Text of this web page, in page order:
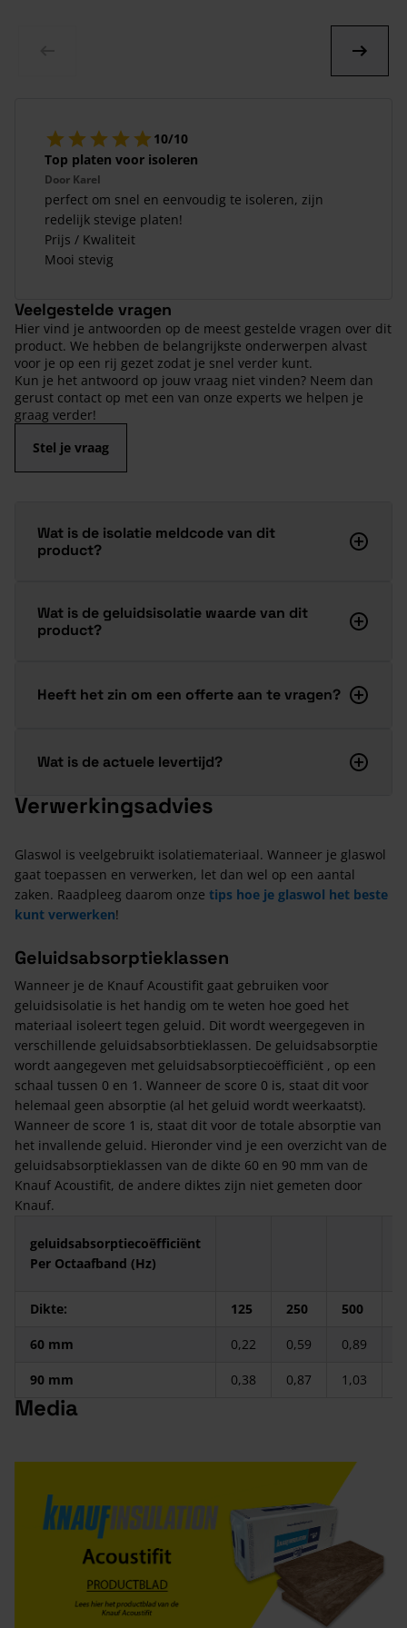
10/10
Top platen voor isoleren
Door Karel
perfect om snel en eenvoudig te isoleren, zijn
redelijk stevige platen!
Prijs / Kwaliteit
Mooi stevig
Veelgestelde vragen
Hier vind je antwoorden op de meest gestelde vragen over dit
product. We hebben de belangrijkste onderwerpen alvast
voor je op een rij gezet zodat je snel verder kunt.
Kun je het antwoord op jouw vraag niet vinden? Neem dan
gerust contact op met een van onze experts we helpen je
graag verder!
Stel je vraag
Wat is de isolatie meldcode van dit
product?
Wat is de geluidsisolatie waarde van dit
product?
Heeft het zin om een offerte aan te vragen?
Wat is de actuele levertijd?
Verwerkingsadvies
Glaswol is veelgebruikt isolatiemateriaal. Wanneer je glaswol
gaat toepassen en verwerken, let dan wel op een aantal
zaken. Raadpleeg daarom onze tips hoe je glaswol het beste
kunt verwerken!
Geluidsabsorptieklassen
Wanneer je de Knauf Acoustifit gaat gebruiken voor
geluidsisolatie is het handig om te weten hoe goed het
materiaal isoleert tegen geluid. Dit wordt weergegeven in
verschillende geluidsabsorbtieklassen. De geluidsabsorptie
wordt aangegeven met geluidsabsorptiecoëfficiënt , op een
schaal tussen 0 en 1. Wanneer de score 0 is, staat dit voor
helemaal geen absorptie (al het geluid wordt weerkaatst).
Wanneer de score 1 is, staat dit voor de totale absorptie van
het invallende geluid. Hieronder vind je een overzicht van de
geluidsabsorptieklassen van de dikte 60 en 90 mm van de
Knauf Acoustifit, de andere diktes zijn niet gemeten door
Knauf.
geluidsabsorptiecoëfficiënt
Per Octaafband (Hz)
Dikte: 125 250 500
60 mm 0,22 0,59 0,89
90 mm 0,38 0,87 1,03
Media